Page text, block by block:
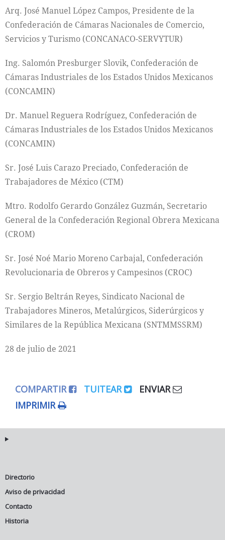
Arq. José Manuel López Campos, Presidente de la
Confederación de Cámaras Nacionales de Comercio,
Servicios y Turismo (CONCANACO-SERVYTUR)
Ing. Salomón Presburger Slovik, Confederación de
Cámaras Industriales de los Estados Unidos Mexicanos
(CONCAMIN)
Dr. Manuel Reguera Rodríguez, Confederación de
Cámaras Industriales de los Estados Unidos Mexicanos
(CONCAMIN)
Sr. José Luis Carazo Preciado, Confederación de
Trabajadores de México (CTM)
Mtro. Rodolfo Gerardo González Guzmán, Secretario
General de la Confederación Regional Obrera Mexicana
(CROM)
Sr. José Noé Mario Moreno Carbajal, Confederación
Revolucionaria de Obreros y Campesinos (CROC)
Sr. Sergio Beltrán Reyes, Sindicato Nacional de
Trabajadores Mineros, Metalúrgicos, Siderúrgicos y
Similares de la República Mexicana (SNTMMSSRM)
28 de julio de 2021
COMPARTIR TUITEAR
ENVIAR
IMPRIMIR
Directorio
Aviso de privacidad
Contacto
Historia